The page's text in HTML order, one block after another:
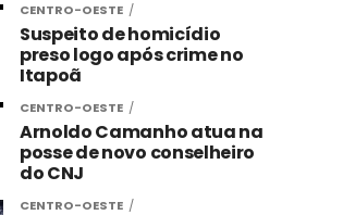
CENTRO-OESTE
Suspeito de homicídio
preso logo após crime no
Itapoã
CENTRO-OESTE
Arnoldo Camanho atua na
posse de novo conselheiro
do CNJ
CENTRO-OESTE